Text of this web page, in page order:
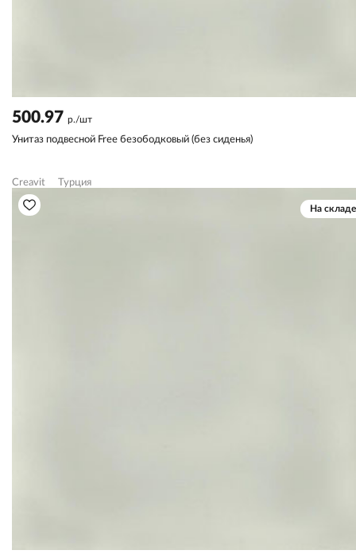
500.97 р./шт
Унитаз подвесной Free безободковый (без сиденья)
Creavit Турция
На складе